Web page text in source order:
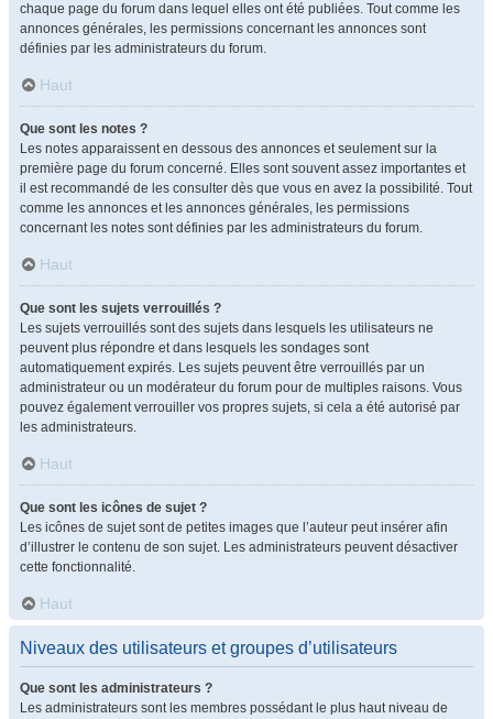
chaque page du forum dans lequel elles ont été publiées. Tout comme les
annonces générales, les permissions concernant les annonces sont
définies par les administrateurs du forum.
Haut
Que sont les notes ?
Les notes apparaissent en dessous des annonces et seulement sur la
première page du forum concerné. Elles sont souvent assez importantes et
il est recommandé de les consulter dès que vous en avez la possibilité. Tout
comme les annonces et les annonces générales, les permissions
concernant les notes sont définies par les administrateurs du forum.
Haut
Que sont les sujets verrouillés ?
Les sujets verrouillés sont des sujets dans lesquels les utilisateurs ne
peuvent plus répondre et dans lesquels les sondages sont
automatiquement expirés. Les sujets peuvent être verrouillés par un
administrateur ou un modérateur du forum pour de multiples raisons. Vous
pouvez également verrouiller vos propres sujets, si cela a été autorisé par
les administrateurs.
Haut
Que sont les icônes de sujet ?
Les icônes de sujet sont de petites images que l’auteur peut insérer afin
d’illustrer le contenu de son sujet. Les administrateurs peuvent désactiver
cette fonctionnalité.
Haut
Niveaux des utilisateurs et groupes d’utilisateurs
Que sont les administrateurs ?
Les administrateurs sont les membres possédant le plus haut niveau de